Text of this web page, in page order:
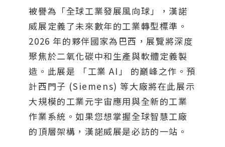
被譽為「全球工業發展風向球」，漢諾
威展定義了未來數年的工業轉型標準。
2026 年的夥伴國家為巴西，展覽將深度
聚焦於二氧化碳中和生產與軟體定義製
造。此展是 「工業 AI」 的巔峰之作。預
計西門子 (Siemens) 等大廠將在此展示
大規模的工業元宇宙應用與全新的工業
作業系統。如果您想掌握全球智慧工廠
的頂層架構，漢諾威展是必訪的一站。